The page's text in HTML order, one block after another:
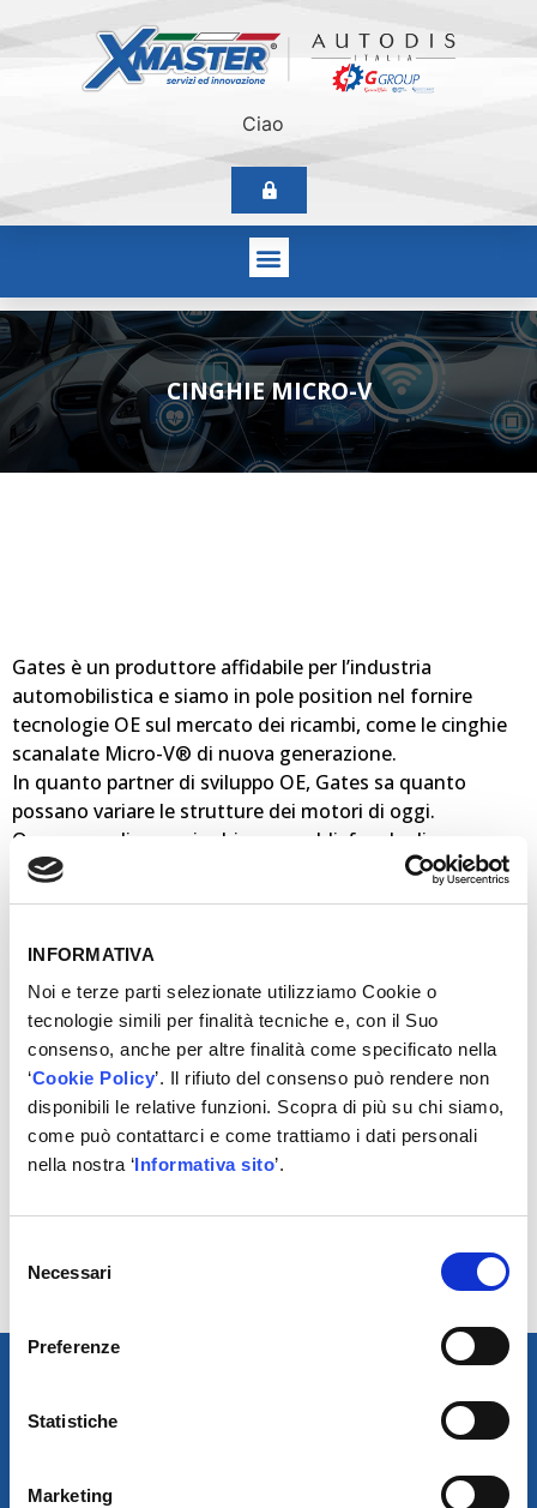
INFORMATIVA
Noi e terze parti selezionate utilizziamo Cookie o
tecnologie simili per finalità tecniche e, con il Suo
consenso, anche per altre finalità come specificato nella
‘Cookie Policy’. Il rifiuto del consenso può rendere non
disponibili le relative funzioni. Scopra di più su chi siamo,
come può contattarci e come trattiamo i dati personali
nella nostra ‘Informativa sito’.
delNecessari
Preferenze
Statistiche
Marketing
Ciao
CINGHIE MICRO-V
Gates è un produttore affidabile per l’industria
automobilistica e siamo in pole position nel fornire
tecnologie OE sul mercato dei ricambi, come le cinghie
scanalate Micro-V® di nuova generazione.
In quanto partner di sviluppo OE, Gates sa quanto
possano variare le strutture dei motori di oggi.
Occorrono diverse cinghie per soddisfare le diverse
varianti alla progettazione OE. La gamma Micro-V® di
Gates ha quindi 4 tipi diversi di cinghie
sostituzione sul 90% del parco auto
MICRO-V® STRETCH FIT® La cinghia elastica:
progettata per le auto dotate di cinghie elastiche senza
tenditore
MICRO-V® STOP&START La cinghia start e stop:
progettata per auto dotate di sistema start e stop
azionato a cinghia
MICRO-V® UNIQUE FIT La cinghia per trasmissioni
auto specifiche con trasmissioni a cinghia sensibili
Scegli MICRO-V® la soluzione ottimale per ogni